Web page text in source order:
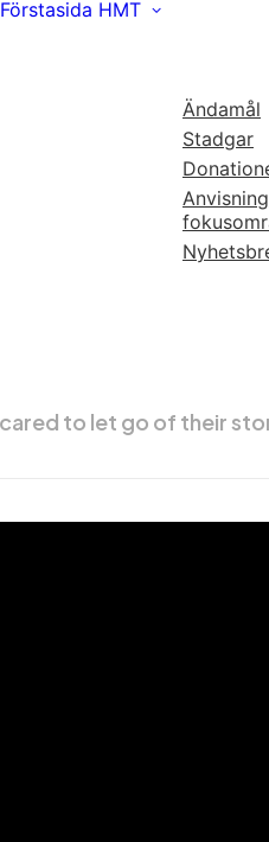
Förstasida HMT
Ändamål
Stadgar
to let go of their